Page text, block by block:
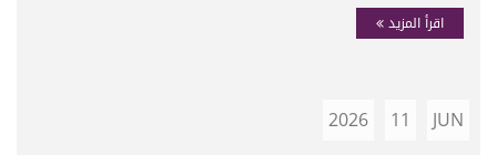
اقرأ المزيد
JUN
11
2026